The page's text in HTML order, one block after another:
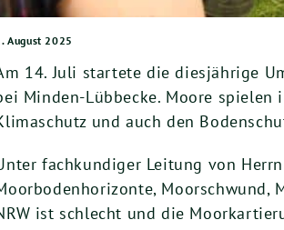
August 2025
14. Juli startete die diesjährige
Minden-Lübbecke. Moore
und auch den
fachkundiger Leitung von
Moorschwund,
ist schlecht und die